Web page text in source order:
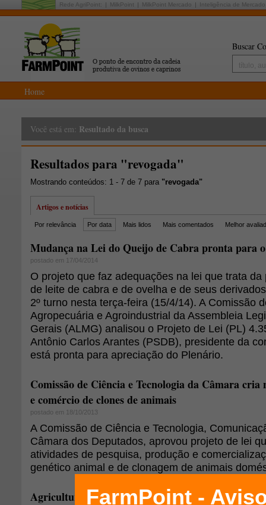
Rede AgriPoint: MilkPoint MilkPoint Mercado Inteligência de Mercado
Buscar
Home
Você está em: Resultado da busca
Resultados para "revogada"
Mostrando conteúdos: 1 - 7 de 7 para "revogada"
Artigos e notícias
Por relevância Por data Mais lidos Mais comentados Melhor
Mudança na Lei do Queijo de Cabra pronta para
postado em 17/04/2014
O projeto que faz adequações na lei que trata
de leite de cabra e de ovelha e de seus
2º turno nesta terça-feira (15/4/14). A Comissão
Agropecuária e Agroindustrial da Assembleia
Gerais (ALMG) analisou o Projeto de Lei (PL)
Antônio Carlos Arantes (PSDB), presidente da
está pronta para apreciação do Plenário.
Comissão de Ciência e Tecnologia da Câmara
e comércio de clones de animais
postado em 18/10/2013
A Comissão de Ciência e Tecnologia,
Câmara dos Deputados, aprovou projeto de lei
atividades de pesquisa, produção e
genético animal e de clonagem de animais
Agricultura e indústria sofrem com paralisação